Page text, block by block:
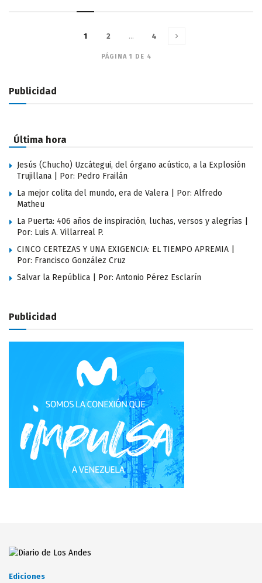
PÁGINA 1 DE 4
1 2 … 4
Publicidad
Última hora
Jesús (Chucho) Uzcátegui, del órgano acústico, a la Explosión
Trujillana | Por: Pedro Frailán
La mejor colita del mundo, era de Valera | Por: Alfredo
Matheu
La Puerta: 406 años de inspiración, luchas, versos y alegrías |
Por: Luis A. Villarreal P.
CINCO CERTEZAS Y UNA EXIGENCIA: EL TIEMPO APREMIA |
Por: Francisco González Cruz
Salvar la República | Por: Antonio Pérez Esclarín
Publicidad
Ediciones